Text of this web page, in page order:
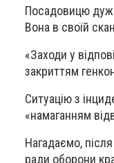
Посадовицю
Вона в своїй
«Заходи у
закриттям
Ситуацію з
«намаганням
Нагадаємо,
ради оборони